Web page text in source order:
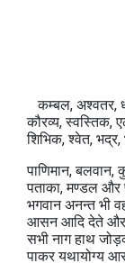
कम्बल, अश्वतर,
कौरव्य, स्वस्तिक,
शिभिक, श्वेत,
पाणिमान, बलवान,
पताका, मण्डल और
भगवान अनन्त भी
आसन आदि देते और
सभी नाग हाथ
पाकर यथायोग्य